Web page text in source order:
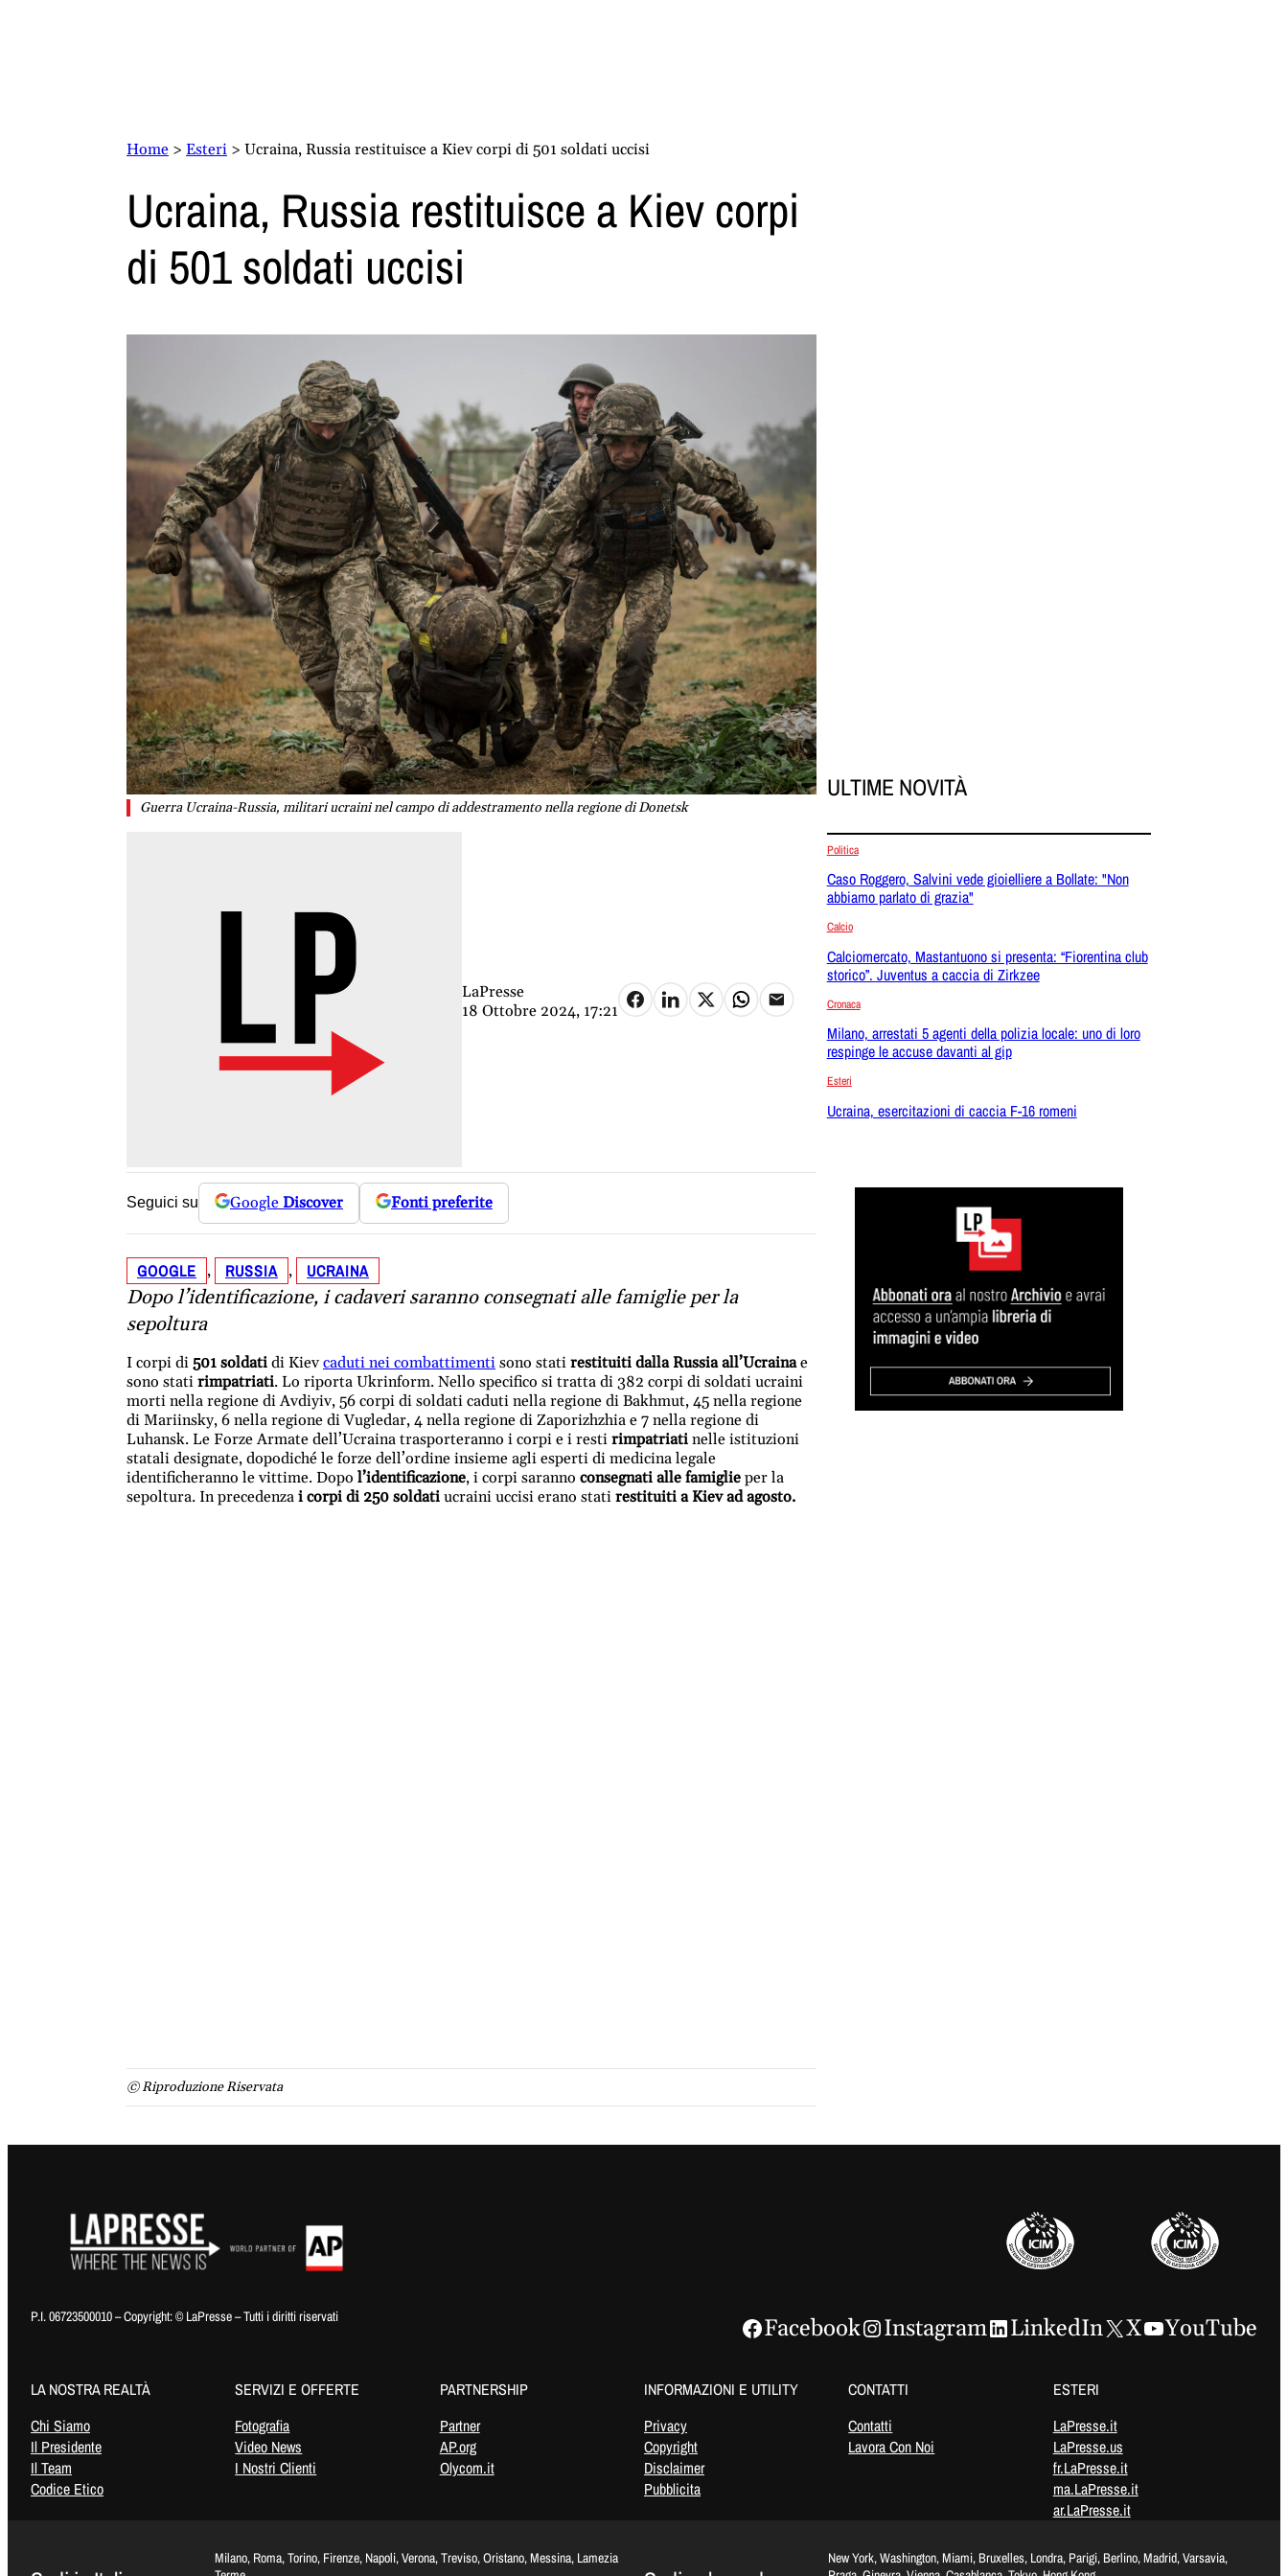
Home > Esteri > Ucraina, Russia restituisce a Kiev corpi di 501 soldati uccisi
Ucraina, Russia restituisce a Kiev corpi
di 501 soldati uccisi
Guerra Ucraina-Russia, militari ucraini nel campo di addestramento nella regione di Donetsk
LaPresse
18 Ottobre 2024, 17:21
Seguici su Google Discover Fonti preferite
GOOGLE , RUSSIA , UCRAINA
Dopo l’identificazione, i cadaveri saranno consegnati alle famiglie per la
sepoltura
I corpi di 501 soldati di Kiev caduti nei combattimenti sono stati restituiti dalla Russia all’Ucrainae
sono stati rimpatriati. Lo riporta Ukrinform. Nello specifico si tratta di 382 corpi di soldati ucraini
morti nella regione di Avdiyiv, 56 corpi di soldati caduti nella regione di Bakhmut, 45 nella regione
di Mariinsky, 6 nella regione di Vugledar, 4 nella regione di Zaporizhzhia e 7 nella regione di
Luhansk. Le Forze Armate dell’Ucraina trasporteranno i corpi e i resti rimpatriati nelle istituzioni
statali designate, dopodiché le forze dell’ordine insieme agli esperti di medicina legale
identificheranno le vittime. Dopo l’identificazione, i corpi saranno consegnati alle famiglie per la
sepoltura. In precedenza i corpi di 250 soldati ucraini uccisi erano stati restituiti a Kiev ad agosto.
© Riproduzione Riservata
ULTIME NOVITÀ
Politica
Caso Roggero, Salvini vede gioielliere a Bollate: "Non
abbiamo parlato di grazia"
Calcio
Calciomercato, Mastantuono si presenta: “Fiorentina club
storico”. Juventus a caccia di Zirkzee
Cronaca
Milano, arrestati 5 agenti della polizia locale: uno di loro
respinge le accuse davanti al gip
Esteri
Ucraina, esercitazioni di caccia F-16 romeni
P.I. 06723500010 – Copyright: © LaPresse – Tutti i diritti riservati Facebook Instagram LinkedIn X YouTube
LA NOSTRA REALTÀ
Chi Siamo
Il Presidente
Il Team
Codice Etico
SERVIZI E OFFERTE
Fotografia
Video News
I Nostri Clienti
PARTNERSHIP
Partner
AP.org
Olycom.it
INFORMAZIONI E UTILITY
Privacy
Copyright
Disclaimer
Pubblicita
CONTATTI
Contatti
Lavora Con Noi
ESTERI
LaPresse.it
LaPresse.us
fr.LaPresse.it
ma.LaPresse.it
ar.LaPresse.it
Milano, Roma, Torino, Firenze, Napoli, Verona, Treviso, Oristano, Messina, Lamezia
New York, Washington, Miami, Bruxelles, Londra, Parigi, Berlino, Madrid, Varsavia,